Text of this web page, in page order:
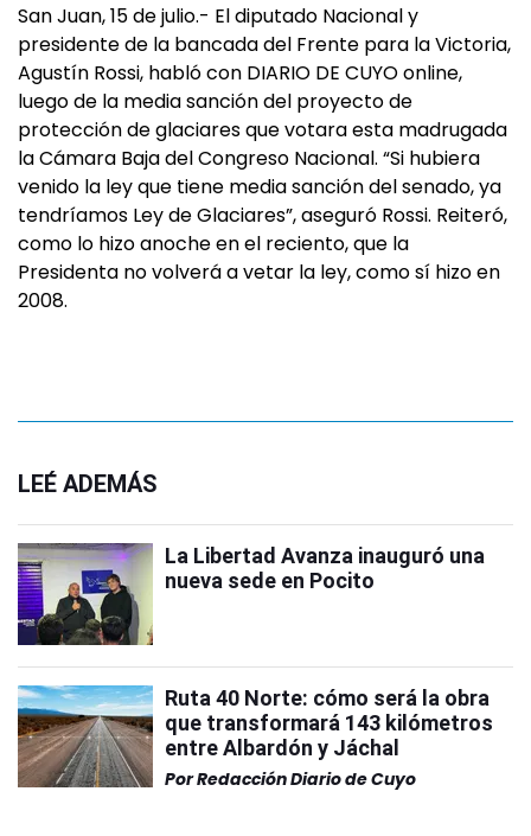
San Juan, 15 de julio.- El diputado Nacional y
presidente de la bancada del Frente para la Victoria,
Agustín Rossi, habló con DIARIO DE CUYO online,
luego de la media sanción del proyecto de
protección de glaciares que votara esta madrugada
la Cámara Baja del Congreso Nacional. “Si hubiera
venido la ley que tiene media sanción del senado, ya
tendríamos Ley de Glaciares”, aseguró Rossi. Reiteró,
como lo hizo anoche en el reciento, que la
Presidenta no volverá a vetar la ley, como sí hizo en
2008.
LEÉ ADEMÁS
La Libertad Avanza inauguró una
nueva sede en Pocito
Ruta 40 Norte: cómo será la obra
que transformará 143 kilómetros
entre Albardón y Jáchal
PorRedacción Diario de Cuyo